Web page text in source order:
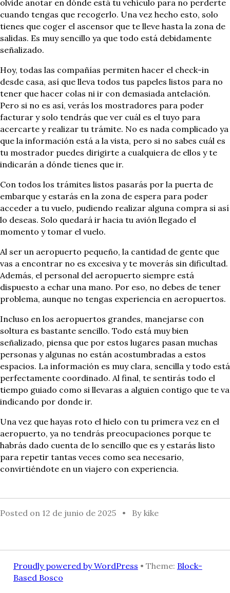
olvide anotar en dónde está tu vehículo para no perderte
cuando tengas que recogerlo. Una vez hecho esto, solo
tienes que coger el ascensor que te lleve hasta la zona de
salidas. Es muy sencillo ya que todo está debidamente
señalizado.
Hoy, todas las compañías permiten hacer el check-in
desde casa, así que lleva todos tus papeles listos para no
tener que hacer colas ni ir con demasiada antelación.
Pero si no es así, verás los mostradores para poder
facturar y solo tendrás que ver cuál es el tuyo para
acercarte y realizar tu trámite. No es nada complicado ya
que la información está a la vista, pero si no sabes cuál es
tu mostrador puedes dirigirte a cualquiera de ellos y te
indicarán a dónde tienes que ir.
Con todos los trámites listos pasarás por la puerta de
embarque y estarás en la zona de espera para poder
acceder a tu vuelo, pudiendo realizar alguna compra si así
lo deseas. Solo quedará ir hacia tu avión llegado el
momento y tomar el vuelo.
Al ser un aeropuerto pequeño, la cantidad de gente que
vas a encontrar no es excesiva y te moverás sin dificultad.
Además, el personal del aeropuerto siempre está
dispuesto a echar una mano. Por eso, no debes de tener
problema, aunque no tengas experiencia en aeropuertos.
Incluso en los aeropuertos grandes, manejarse con
soltura es bastante sencillo. Todo está muy bien
señalizado, piensa que por estos lugares pasan muchas
personas y algunas no están acostumbradas a estos
espacios. La información es muy clara, sencilla y todo está
perfectamente coordinado. Al final, te sentirás todo el
tiempo guiado como si llevaras a alguien contigo que te va
indicando por donde ir.
Una vez que hayas roto el hielo con tu primera vez en el
aeropuerto, ya no tendrás preocupaciones porque te
habrás dado cuenta de lo sencillo que es y estarás listo
para repetir tantas veces como sea necesario,
convirtiéndote en un viajero con experiencia.
Posted on 12 de junio de 2025 By kike
Proudly powered by WordPress • Theme: Block-
Based Bosco